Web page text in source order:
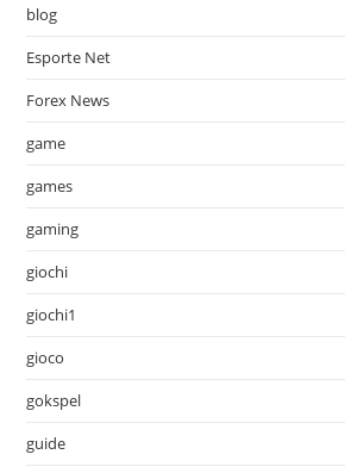
blog
Esporte Net
Forex News
game
games
gaming
giochi
giochi1
gioco
gokspel
guide